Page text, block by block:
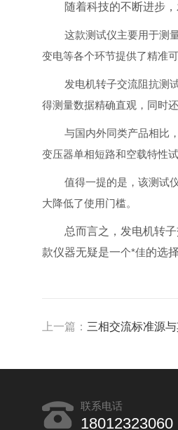
随着科技的不断进步
这款测试仪主要用于测
变电等各个环节提供了精准
发电机转子交流阻抗测
得测量数据精确直观，同时
与国内外同类产品相比
变压器单相短路和空载特性
值得一提的是，该测试
大降低了使用门槛。
总而言之，发电机转
款仪器无疑是一个*佳的选择
上一篇： 三相交流标准源
联系电话
18012323060